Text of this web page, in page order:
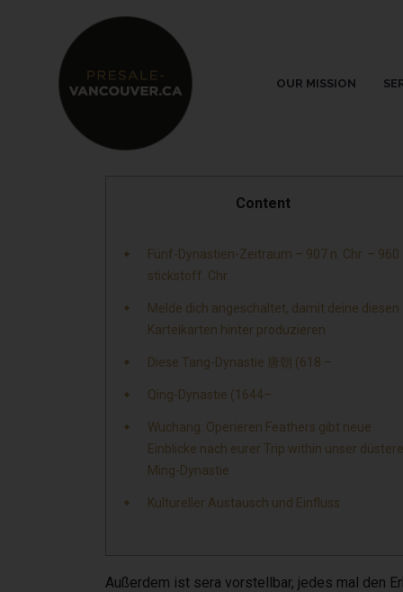
OUR MISSION
Content
Fünf-Dynastien-Zeitraum – 907 n. Chr. – 960
stickstoff. Chr
Melde dich angeschaltet, damit deine diesen
Karteikarten hinter produzieren
Diese Tang-Dynastie 唐朝 (618 –
Qing-Dynastie (1644–
Wuchang: Operieren Feathers gibt neue
Einblicke nach eurer Trip within unser düstere
Ming-Dynastie
Kultureller Austausch und Einfluss
Außerdem ist sera vorstellbar, jedes mal den